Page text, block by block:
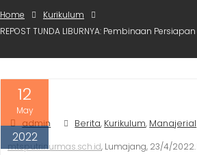
Home
Kurikulum
REPOST TUNDA LIBURNYA: Pembinaan
12
May
2022
admin Berita, Kurikulum, Manajerial
mtsputrinurmas.sch.id, Lumajang, 23/4/